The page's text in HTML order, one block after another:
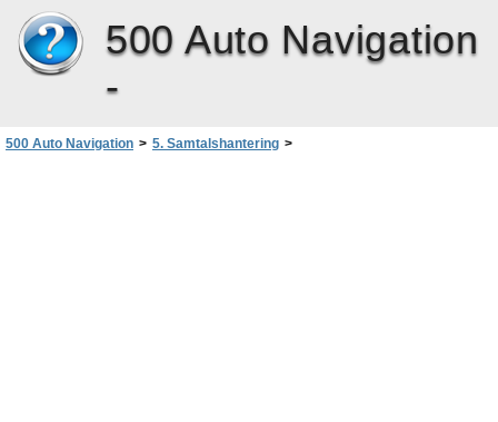
500 Auto Navigation
-
500 Auto Navigation > 5. Samtalshantering >